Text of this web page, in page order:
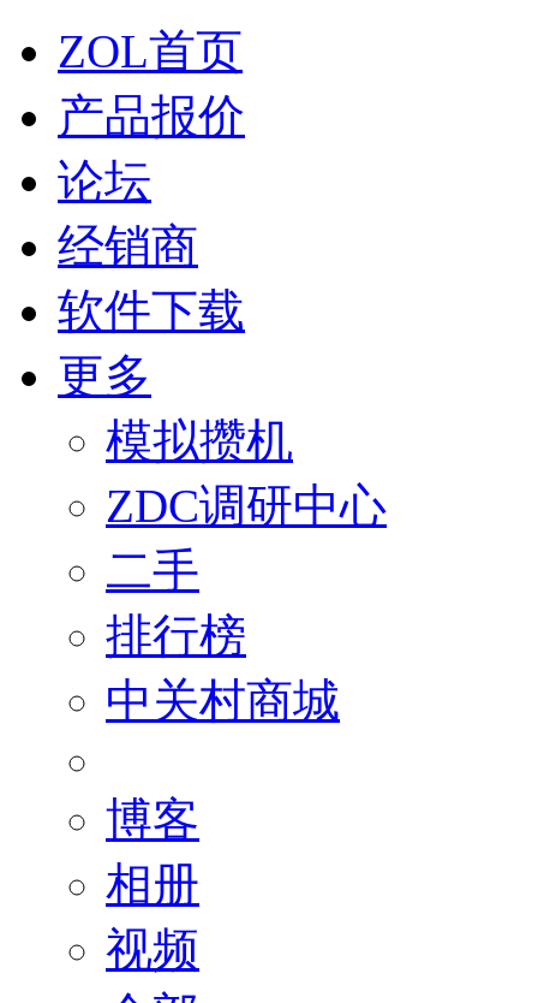
ZOL首页
产品报价
论坛
经销商
软件下载
更多
模拟攒机
ZDC调研中心
二手
排行榜
中关村商城
博客
相册
视频